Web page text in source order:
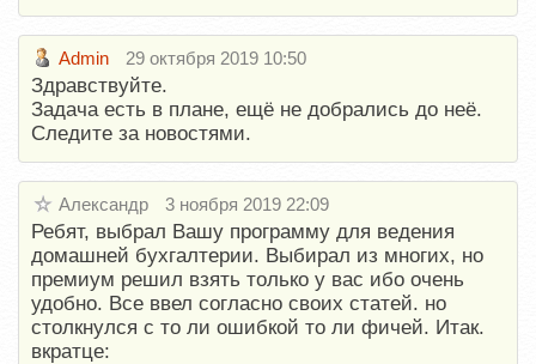
Admin 29 октября 2019 10:50
Здравствуйте.
Задача есть в плане, ещё не добрались до неё.
Следите за новостями.
Александр 3 ноября 2019 22:09
Ребят, выбрал Вашу программу для ведения
домашней бухгалтерии. Выбирал из многих, но
премиум решил взять только у вас ибо очень
удобно. Все ввел согласно своих статей. но
столкнулся с то ли ошибкой то ли фичей. Итак.
вкратце: